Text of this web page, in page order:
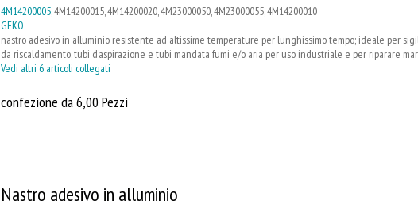
4M14200005, 4M14200015, 4M14200020, 4M23000050, 4M23000055, 4M14200010
GEKO
nastro adesivo in alluminio resistente ad altissime temperature per lunghissimo tempo; ideale per
da riscaldamento, tubi d’aspirazione e tubi mandata fumi e/o aria per uso industriale e per riparare
Vedi altri 6 articoli collegati
confezione da 6,00 Pezzi
Nastro adesivo in alluminio